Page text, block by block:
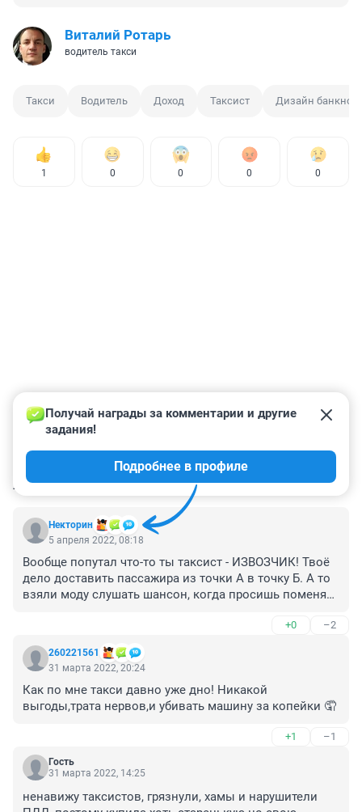
Виталий Ротарь
водитель такси
Такси Водитель Доход Таксист Дизайн банкнот
1 0 0 0 0
КОММЕНТАРИИ 44
Некторин
Получай награды за комментарии и другие
задания!
Подробнее в профиле
5 апреля 2022, 08:18
Вообще попутал что-то ты таксист - ИЗВОЗЧИК! Твоё
дело доставить пассажира из точки А в точку Б. А то
взяли моду слушать шансон, когда просишь поменять
+0 –2
260221561
31 марта 2022, 20:24
Как по мне такси давно уже дно! Никакой
выгоды,трата нервов,и убивать машину за копейки 🤦
+1 –1
Гость
31 марта 2022, 14:25
ненавижу таксистов, грязнули, хамы и нарушители